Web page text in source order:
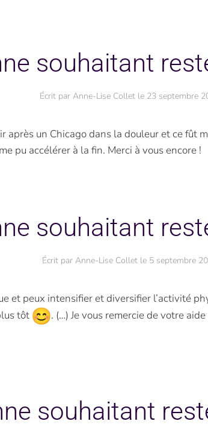
souhaitant
Écrit par Anne-Lise Colletle 23 septembre
un Chicago dans la douleur et ce fût
pu accélérer à la fin. Merci à vous encore !
souhaitant
Écrit par Anne-Lise Colletle 5 septembre
et peux intensifier et diversifier l’activité
tôt
. (…) Je vous remercie de votre
souhaitant